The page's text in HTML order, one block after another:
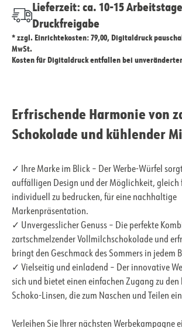
Lieferzeit: ca. 10-15
Druckfreigabe
* zzgl. Einrichtekosten: 79,00, Digitaldruck
MwSt.
Kosten für Digitaldruck entfallen bei
Erfrischende Harmonie von
Schokolade und kühlender
✓ Ihre Marke im Blick – Der Werbe-Würfel
auffälligen Design und der Möglichkeit, gleich
individuell zu bedrucken, für eine nachhaltige
Markenpräsentation.
✓ Unvergesslicher Genuss – Die perfekte
zartschmelzender Vollmilchschokolade und
bringt den Geschmack des Sommers in jedem
✓ Vielseitig und einladend – Der innovative
sich und bietet einen einfachen Zugang zu
Schoko-Linsen, die zum Naschen und Teilen
Verleihen Sie Ihrer nächsten Werbekampagne